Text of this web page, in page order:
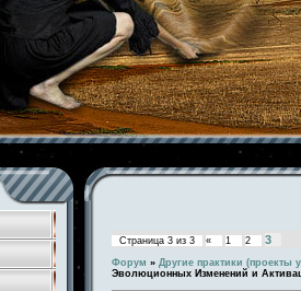
Страница 3 из 3 « 1 2 3
Форум » Другие практики (проекты
Эволюционных Изменений и